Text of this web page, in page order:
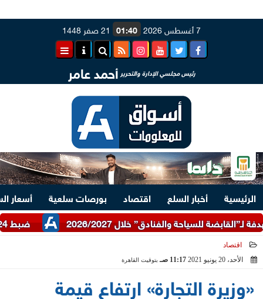
7 أغسطس 2026 01:40 21 صفر 1448
رئيس مجلسي الإدارة والتحرير أحمد عامر
الرئيسية أخبار السلع اقتصاد بورصات سلعية
أسعار
ضبط 24 طن دقيق أبيض وبلدي مدعم عبر شرطة التموين
اقتصاد
الأحد، 20 يونيو 2021
11:17 صـ بتوقيت القاهرة
«وزيرة التجارة» ارتفاع قيمة